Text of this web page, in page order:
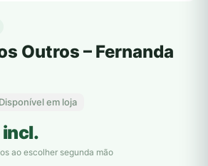
Outros – Fernanda
Disponível em loja
incl.
ao escolher segunda mão